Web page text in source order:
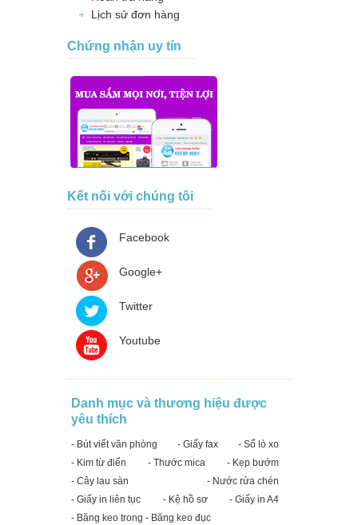
Lịch sử đơn hàng
Chứng nhận uy tín
Kết nối với chúng tôi
Facebook
Google+
Twitter
Youtube
Danh mục và thương hiệu được
yêu thích
- Bút viết văn phòng - Giấy fax
- Sổ lò xo
- Kim từ điển
- Thước mica
- Kẹp bướm
- Cây lau sàn
- Nước rửa chén
- Giấy in liên tục
- Kệ hồ sơ
- Giấy in A4
- Băng keo trong - Băng keo đục